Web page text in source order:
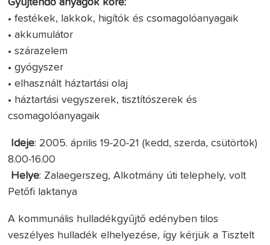
Gyűjtendő anyagok köre:
• festékek, lakkok, higítók és csomagolóanyagaik
• akkumulátor
• szárazelem
• gyógyszer
• elhasznált háztartási olaj
• háztartási vegyszerek, tisztítószerek és
csomagolóanyagaik
Ideje: 2005. április 19-20-21 (kedd, szerda, csütörtök)
8.00-16.00
Helye: Zalaegerszeg, Alkotmány úti telephely, volt
Petőfi laktanya
A kommunális hulladékgyűjtő edényben tilos
veszélyes hulladék elhelyezése, így kérjük a Tisztelt